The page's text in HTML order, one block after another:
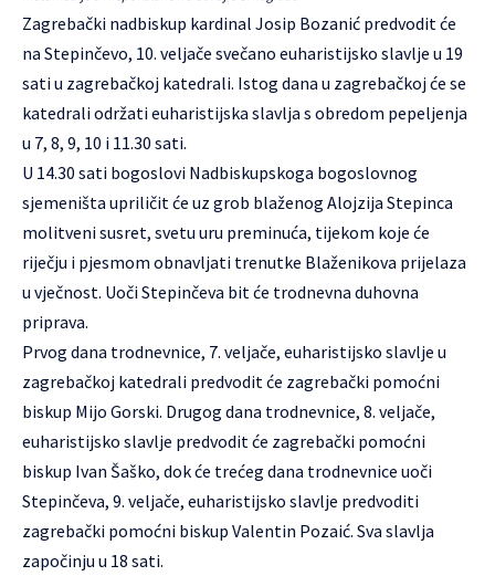
Zagrebački nadbiskup kardinal Josip Bozanić predvodit će
na Stepinčevo, 10. veljače svečano euharistijsko slavlje u 19
sati u zagrebačkoj katedrali. Istog dana u zagrebačkoj će se
katedrali održati euharistijska slavlja s obredom pepeljenja
u 7, 8, 9, 10 i 11.30 sati.
U 14.30 sati bogoslovi Nadbiskupskoga bogoslovnog
sjemeništa upriličit će uz grob blaženog Alojzija Stepinca
molitveni susret, svetu uru preminuća, tijekom koje će
riječju i pjesmom obnavljati trenutke Blaženikova prijelaza
u vječnost. Uoči Stepinčeva bit će trodnevna duhovna
priprava.
Prvog dana trodnevnice, 7. veljače, euharistijsko slavlje u
zagrebačkoj katedrali predvodit će zagrebački pomoćni
biskup Mijo Gorski. Drugog dana trodnevnice, 8. veljače,
euharistijsko slavlje predvodit će zagrebački pomoćni
biskup Ivan Šaško, dok će trećeg dana trodnevnice uoči
Stepinčeva, 9. veljače, euharistijsko slavlje predvoditi
zagrebački pomoćni biskup Valentin Pozaić. Sva slavlja
započinju u 18 sati.